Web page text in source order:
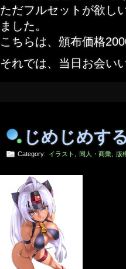
ただフルセットが欲し
ました。
こちらは、頒布価格
それでは、当日お会い
じめじめす
Category: イラスト 同人・商業 版